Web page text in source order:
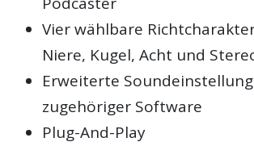
Vier wählbare
Niere, Kugel, Acht und
Erweiterte
zugehöriger Software
Plug-And-Play